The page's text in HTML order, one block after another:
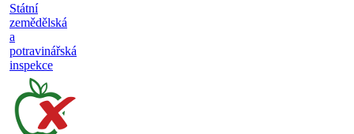
Státní
zemědělská
a
potravinářská
inspekce